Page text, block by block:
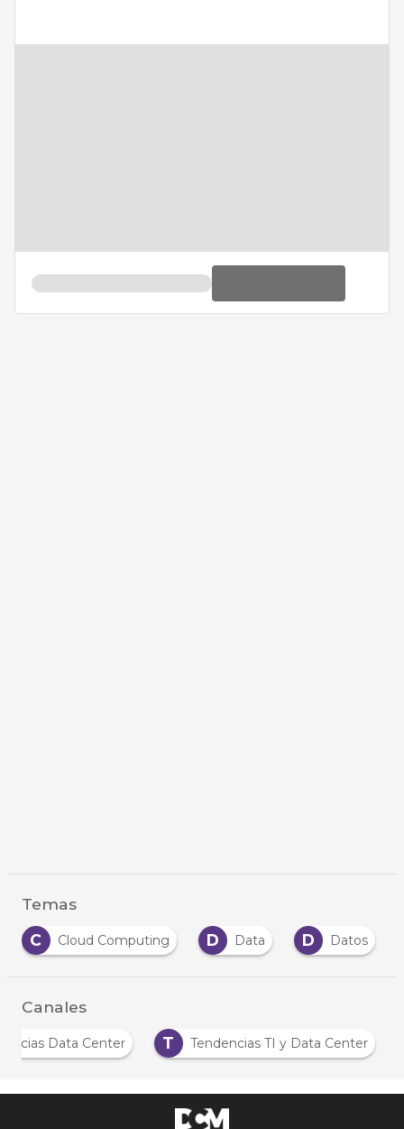
Temas
C
Cloud Computing D Data D Datos
Canales
Data Center T Tendencias TI y Data Center